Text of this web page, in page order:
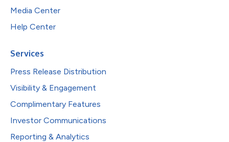
Media Center
Help Center
Services
Press Release Distribution
Visibility & Engagement
Complimentary Features
Investor Communications
Reporting & Analytics